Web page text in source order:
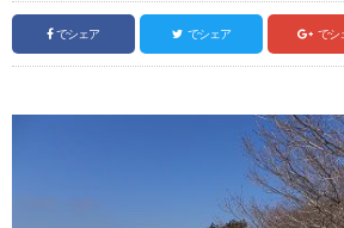
でシェア でシェア でシ